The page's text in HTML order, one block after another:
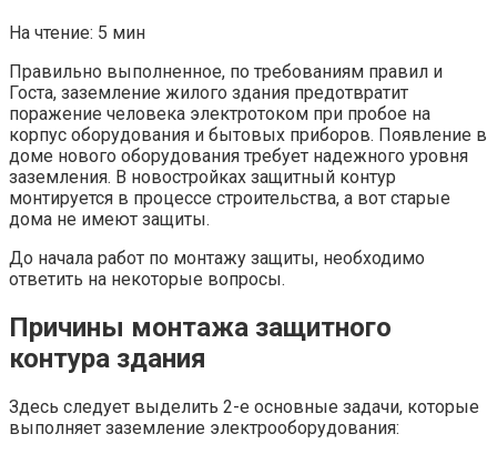
На чтение: 5 мин
Правильно выполненное, по требованиям правил и
Госта, заземление жилого здания предотвратит
поражение человека электротоком при пробое на
корпус оборудования и бытовых приборов. Появление в
доме нового оборудования требует надежного уровня
заземления. В новостройках защитный контур
монтируется в процессе строительства, а вот старые
дома не имеют защиты.
До начала работ по монтажу защиты, необходимо
ответить на некоторые вопросы.
Причины монтажа защитного
контура здания
Здесь следует выделить 2-е основные задачи, которые
выполняет заземление электрооборудования: